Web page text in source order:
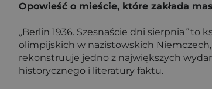
Opowieść o mieście, które zakłada
„Berlin 1936. Szesnaście dni sierpnia ”to
olimpijskich w nazistowskich
rekonstruuje jedno z największych
historycznego i literatury faktu.